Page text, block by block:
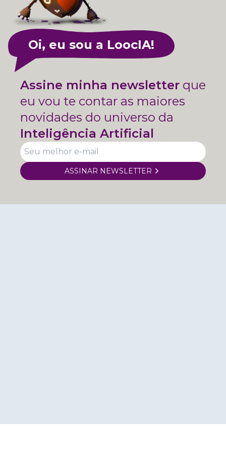
Oi, eu sou a LoocIA!
Assine minha newsletter que
eu vou te contar as maiores
novidades do universo da
Inteligência Artificial
ASSINAR NEWSLETTER